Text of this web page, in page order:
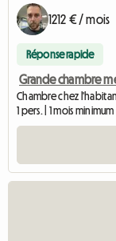
1212 € / mois
Réponse rapide
Grande chambre
Chambre chez
1 pers. | 1 mois minimum